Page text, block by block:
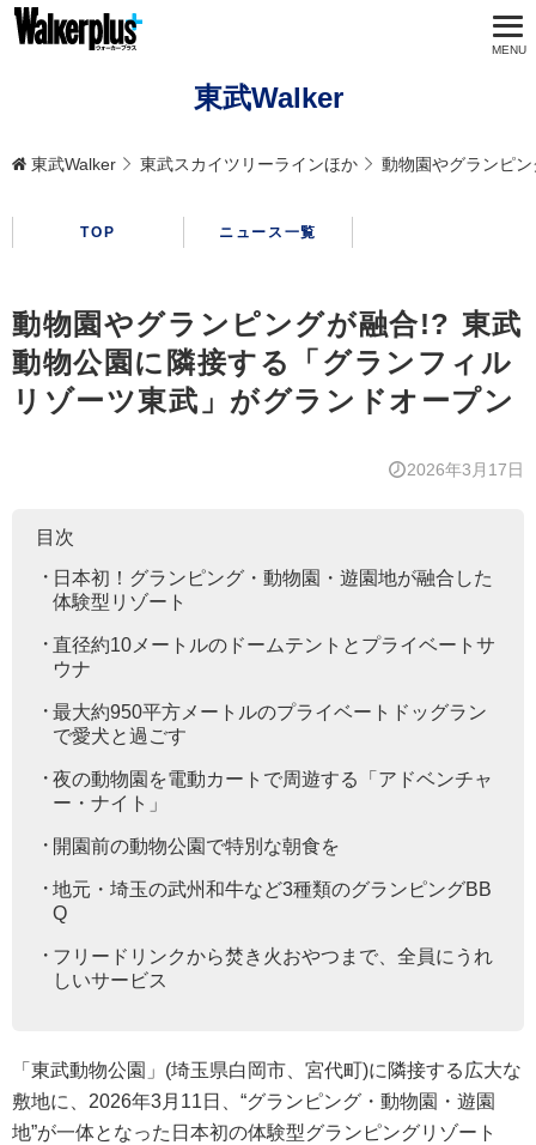
東武Walker
東武Walker 東武スカイツリーラインほか 動物園やグランピ
TOP ニュース一覧
動物園やグランピングが融合!? 東武
動物公園に隣接する「グランフィル
リゾーツ東武」がグランドオープン
2026年3月17日
目次
日本初！グランピング・動物園・遊園地が融合した
体験型リゾート
直径約10メートルのドームテントとプライベートサ
ウナ
最大約950平方メートルのプライベートドッグラン
で愛犬と過ごす
夜の動物園を電動カートで周遊する「アドベンチャ
ー・ナイト」
開園前の動物公園で特別な朝食を
地元・埼玉の武州和牛など3種類のグランピングBB
Q
フリードリンクから焚き火おやつまで、全員にうれ
しいサービス
「東武動物公園」(埼玉県白岡市、宮代町)に隣接する広大な
敷地に、2026年3月11日、“グランピング・動物園・遊園
地”が一体となった日本初の体験型グランピングリゾート